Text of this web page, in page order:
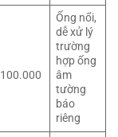
100.000
Ống nổi,
dễ xử lý
trường
hợp ống
âm
tường
báo
riêng